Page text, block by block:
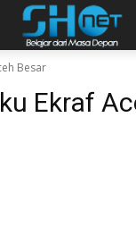
Besar
Ekraf